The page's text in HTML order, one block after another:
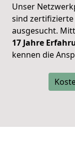
Unser
sind
ausgesucht.
17 Jahre
kennen die